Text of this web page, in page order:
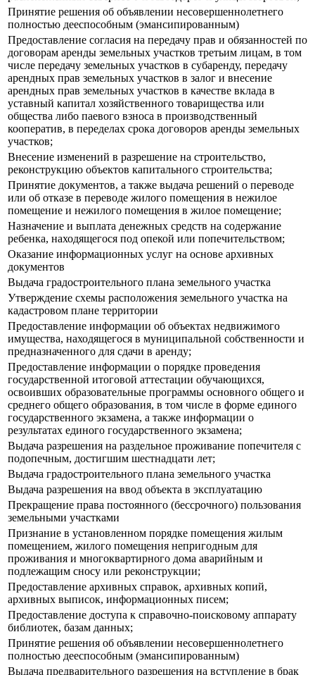
Принятие решения об объявлении несовершеннолетнего
полностью дееспособным (эмансипированным)
Предоставление согласия на передачу прав и обязанностей по
договорам аренды земельных участков третьим лицам, в том
числе передачу земельных участков в субаренду, передачу
арендных прав земельных участков в залог и внесение
арендных прав земельных участков в качестве вклада в
уставный капитал хозяйственного товарищества или
общества либо паевого взноса в производственный
кооператив, в переделах срока договоров аренды земельных
участков;
Внесение изменений в разрешение на строительство,
реконструкцию объектов капитального строительства;
Принятие документов, а также выдача решений о переводе
или об отказе в переводе жилого помещения в нежилое
помещение и нежилого помещения в жилое помещение;
Назначение и выплата денежных средств на содержание
ребенка, находящегося под опекой или попечительством;
Оказание информационных услуг на основе архивных
документов
Выдача градостроительного плана земельного участка
Утверждение схемы расположения земельного участка на
кадастровом плане территории
Предоставление информации об объектах недвижимого
имущества, находящегося в муниципальной собственности и
предназначенного для сдачи в аренду;
Предоставление информации о порядке проведения
государственной итоговой аттестации обучающихся,
освоивших образовательные программы основного общего и
среднего общего образования, в том числе в форме единого
государственного экзамена, а также информации о
результатах единого государственного экзамена;
Выдача разрешения на раздельное проживание попечителя с
подопечным, достигшим шестнадцати лет;
Выдача градостроительного плана земельного участка
Выдача разрешения на ввод объекта в эксплуатацию
Прекращение права постоянного (бессрочного) пользования
земельными участками
Признание в установленном порядке помещения жилым
помещением, жилого помещения непригодным для
проживания и многоквартирного дома аварийным и
подлежащим сносу или реконструкции;
Предоставление архивных справок, архивных копий,
архивных выписок, информационных писем;
Предоставление доступа к справочно-поисковому аппарату
библиотек, базам данных;
Принятие решения об объявлении несовершеннолетнего
полностью дееспособным (эмансипированным)
Выдача предварительного разрешения на вступление в брак